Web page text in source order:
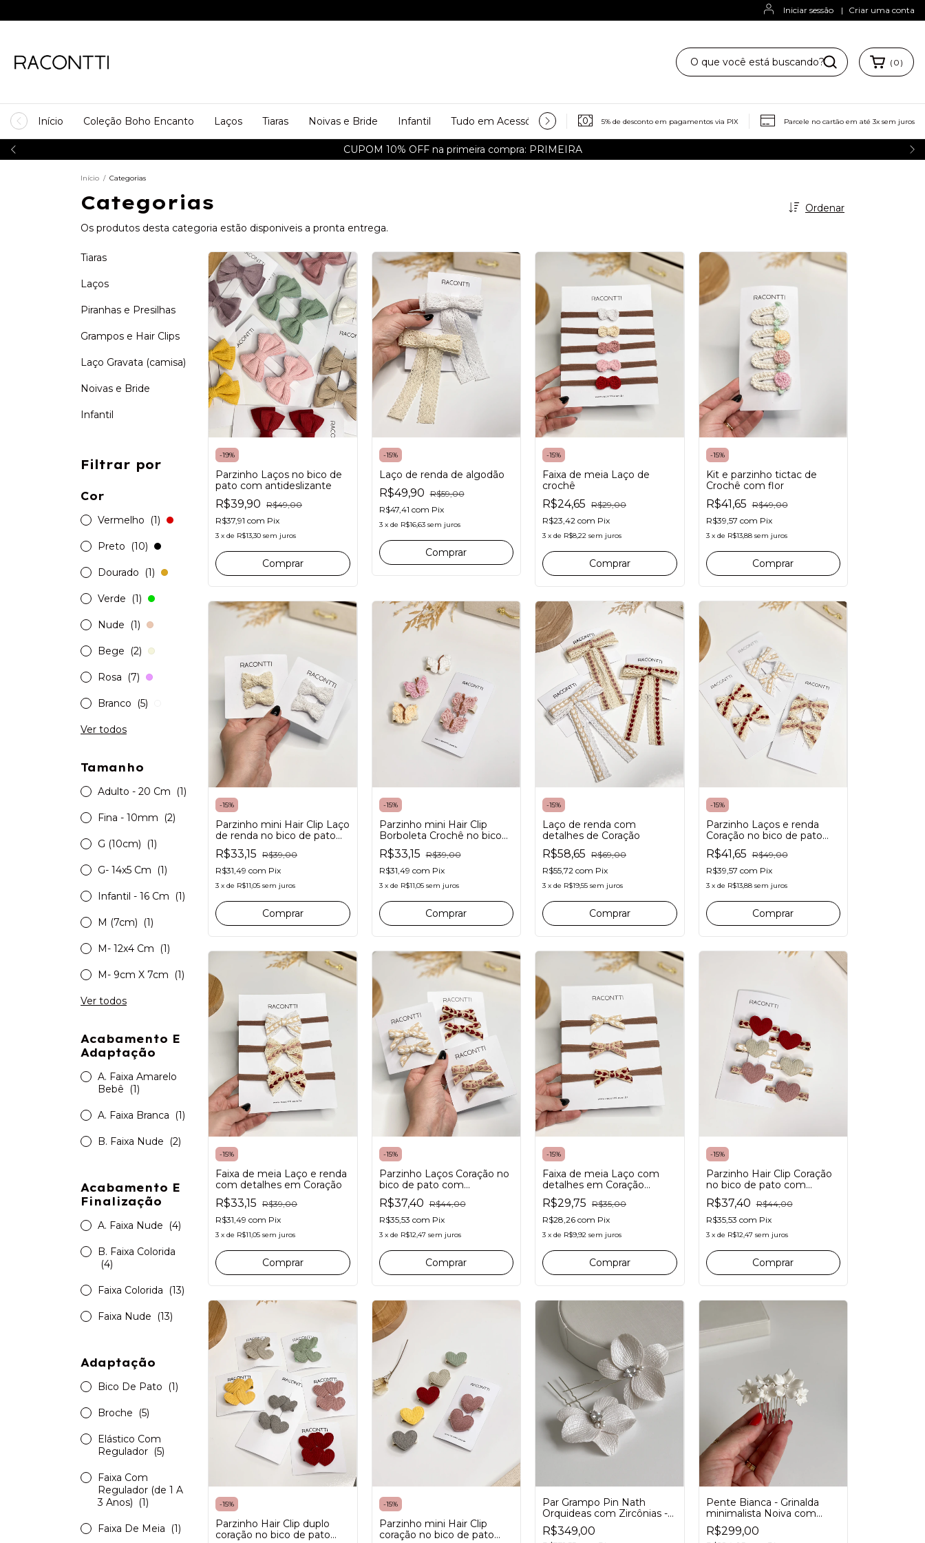
Iniciar sessão | Criar uma conta
CUPOM 10% OFF na primeira compra: PRIMEIRA
( 0 )
Início Coleção Boho Encanto Laços Tiaras Noivas e Bride Infantil Tudo em Acessórios Personalize para mim Trocas e Devoluções
5% de desconto em pagamentos via PIX Parcele no cartão em até 3x sem juros
Início / Categorias
Categorias
Ordenar
Os produtos desta categoria estão disponiveis a pronta entrega.
Tiaras
Laços
Piranhas e Presilhas
Grampos e Hair Clips
Laço Gravata (camisa)
Noivas e Bride
Infantil
Filtrar por
Cor
Vermelho (1)
Preto (10)
Dourado (1)
Verde (1)
Nude (1)
Bege (2)
Rosa (7)
Branco (5)
Ver todos
Tamanho
Adulto - 20 Cm (1)
Fina - 10mm (2)
G (10cm) (1)
G- 14x5 Cm (1)
Infantil - 16 Cm (1)
M (7cm) (1)
M- 12x4 Cm (1)
M- 9cm X 7cm (1)
Ver todos
Acabamento E
Adaptação
A. Faixa Amarelo
Bebê
(1)
A. Faixa Branca (1)
B. Faixa Nude (2)
Acabamento E
Finalização
A. Faixa Nude (4)
B. Faixa Colorida
(4)
Faixa Colorida (13)
Faixa Nude (13)
Adaptação
Bico De Pato (1)
Broche (5)
Elástico Com
Regulador (5)
Faixa Com
Regulador (de 1 A
3 Anos)
(1)
Faixa De Meia (1)
-19%
Parzinho Laços no bico de
pato com antideslizante
R$39,90 R$49,00
R$37,91 com Pix
3 x de R$13,30 sem juros
Comprar
-15%
Laço de renda de algodão
R$49,90 R$59,00
R$47,41 com Pix
3 x de R$16,63 sem juros
Comprar
-15%
Faixa de meia Laço de
crochê
R$24,65 R$29,00
R$23,42 com Pix
3 x de R$8,22 sem juros
Comprar
-15%
Kit e parzinho tictac de
Crochê com flor
R$41,65 R$49,00
R$39,57 com Pix
3 x de R$13,88 sem juros
Comprar
-15%
Parzinho mini Hair Clip Laço
de renda no bico de pato
com antideslizante para
bebês
R$33,15 R$39,00
R$31,49 com Pix
3 x de R$11,05 sem juros
Comprar
-15%
Parzinho mini Hair Clip
Borboleta Crochê no bico
de pato com antideslizante
para bebês
R$33,15 R$39,00
R$31,49 com Pix
3 x de R$11,05 sem juros
Comprar
-15%
Laço de renda com
detalhes de Coração
R$58,65 R$69,00
R$55,72 com Pix
3 x de R$19,55 sem juros
Comprar
-15%
Parzinho Laços e renda
Coração no bico de pato
com antideslizante
R$41,65 R$49,00
R$39,57 com Pix
3 x de R$13,88 sem juros
Comprar
-15%
Faixa de meia Laço e renda
com detalhes em Coração
R$33,15 R$39,00
R$31,49 com Pix
3 x de R$11,05 sem juros
Comprar
-15%
Parzinho Laços Coração no
bico de pato com
antideslizante
R$37,40 R$44,00
R$35,53 com Pix
3 x de R$12,47 sem juros
Comprar
-15%
Faixa de meia Laço com
detalhes em Coração
Pequeno
R$29,75 R$35,00
R$28,26 com Pix
3 x de R$9,92 sem juros
Comprar
-15%
Parzinho Hair Clip Coração
no bico de pato com
antideslizante para meninas
R$37,40 R$44,00
R$35,53 com Pix
3 x de R$12,47 sem juros
Comprar
-15%
Parzinho Hair Clip duplo
coração no bico de pato
-15%
Parzinho mini Hair Clip
coração no bico de pato
Par Grampo Pin Nath
Orquideas com Zircônias -
Grinalda para noiva
R$349,00
Pente Bianca - Grinalda
minimalista Noiva com
flores de porcelana fria
R$299,00